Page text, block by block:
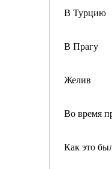
В Турцию
В Прагу
Желив
Во время
Как это